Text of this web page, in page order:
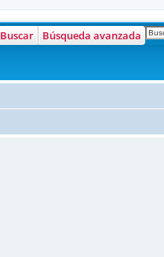
Buscar Búsqueda avanzada